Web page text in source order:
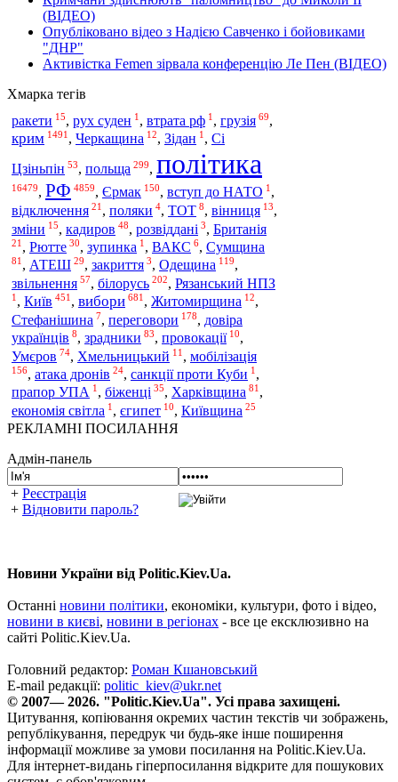
(ВІДЕО)
Опубліковано відео з Надією Савченко і бойовиками
"ДНР"
Активістка Femen зірвала конференцію Ле Пен (ВІДЕО)
Хмарка тегів
ракети 15, рух суден 1 , втрата рф 1 , грузія 69,
крим 1491 , Черкащина 12, Зідан 1 , Сі
Цзіньпін 53, польща 299, політика
16479, РФ 4859, Єрмак 150, вступ до НАТО 1 ,
відключення 21 , поляки 4, ТОТ 8, вінниця 13,
зміни 15, кадиров 48, розвіддані 3, Британія
21 , Рютте 30, зупинка 1 , ВАКС 6, Сумщина
81 , АТЕШ 29, закриття 3, Одещина 119,
звільнення 57, білорусь 202, Рязанський НПЗ
1 , Київ 451 , вибори 681 , Житомирщина 12,
Стефанішина 7, переговори 178, довіра
українців 8, зрадники 83, провокації 10,
Умєров 74, Хмельницький 11 , мобілізація
156, атака дронів 24, санкції проти Куби 1 ,
прапор УПА 1, біженці 35, Харківщина 81,
економія світла 1 , єгипет 10, Київщина 25
РЕКЛАМНІ ПОСИЛАННЯ
Адмін-панель
+ Реєстрація
+ Відновити пароль?
Новини України від Politic.Kiev.Ua.
Останні новини політики, економіки, культури, фото і відео,
новини в києві, новини в регіонах - все це ексклюзивно на
сайті Politic.Kiev.Ua.
Головний редактор: Роман Кшановський
E-mail редакції: politic_kiev@ukr.net
© 2007— 2026. "Politic.Kiev.Ua". Усі права захищені.
Цитування, копіювання окремих частин текстів чи зображень,
републікування, передрук чи будь-яке інше поширення
інформації можливе за умови посилання на Politic.Kiev.Ua.
Для інтернет-видань гіперпосилання відкрите для пошукових